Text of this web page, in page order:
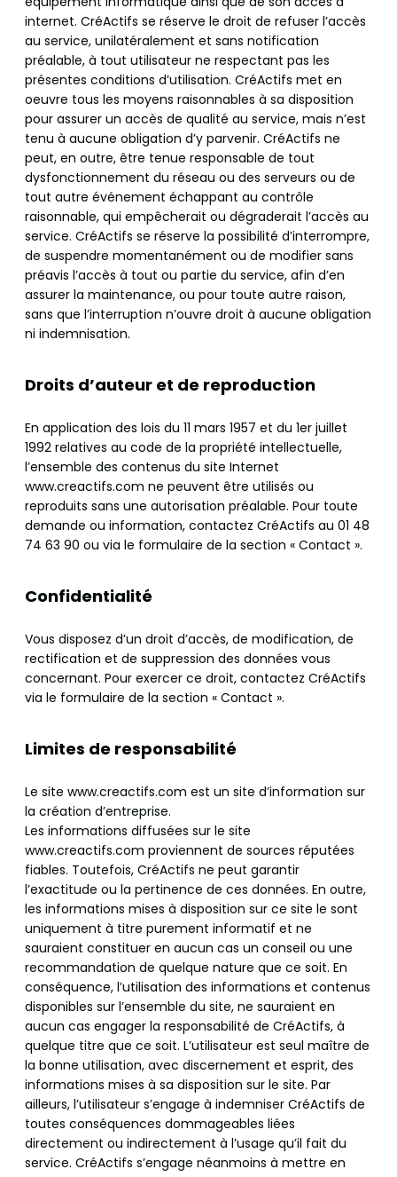
internet. CréActifs se réserve le droit de refuser l’accès
au service, unilatéralement et sans notification
préalable, à tout utilisateur ne respectant pas les
présentes conditions d’utilisation. CréActifs met en
oeuvre tous les moyens raisonnables à sa disposition
pour assurer un accès de qualité au service, mais n’est
tenu à aucune obligation d’y parvenir. CréActifs ne
peut, en outre, être tenue responsable de tout
dysfonctionnement du réseau ou des serveurs ou de
tout autre événement échappant au contrôle
raisonnable, qui empêcherait ou dégraderait l’accès au
service. CréActifs se réserve la possibilité d’interrompre,
de suspendre momentanément ou de modifier sans
préavis l’accès à tout ou partie du service, afin d’en
assurer la maintenance, ou pour toute autre raison,
sans que l’interruption n’ouvre droit à aucune obligation
ni indemnisation.
Droits d’auteur et de reproduction
En application des lois du 11 mars 1957 et du 1er juillet
1992 relatives au code de la propriété intellectuelle,
l’ensemble des contenus du site Internet
www.creactifs.com ne peuvent être utilisés ou
reproduits sans une autorisation préalable. Pour toute
demande ou information, contactez CréActifs au 01 48
74 63 90 ou via le formulaire de la section « Contact ».
Confidentialité
Vous disposez d’un droit d’accès, de modification, de
rectification et de suppression des données vous
concernant. Pour exercer ce droit, contactez CréActifs
via le formulaire de la section « Contact ».
Limites de responsabilité
Le site www.creactifs.com est un site d’information sur
la création d’entreprise.
Les informations diffusées sur le site
www.creactifs.com proviennent de sources réputées
fiables. Toutefois, CréActifs ne peut garantir
l’exactitude ou la pertinence de ces données. En outre,
les informations mises à disposition sur ce site le sont
uniquement à titre purement informatif et ne
sauraient constituer en aucun cas un conseil ou une
recommandation de quelque nature que ce soit. En
conséquence, l’utilisation des informations et contenus
disponibles sur l’ensemble du site, ne sauraient en
aucun cas engager la responsabilité de CréActifs, à
quelque titre que ce soit. L’utilisateur est seul maître de
la bonne utilisation, avec discernement et esprit, des
informations mises à sa disposition sur le site. Par
ailleurs, l’utilisateur s’engage à indemniser CréActifs de
toutes conséquences dommageables liées
directement ou indirectement à l’usage qu’il fait du
service. CréActifs s’engage néanmoins à mettre en